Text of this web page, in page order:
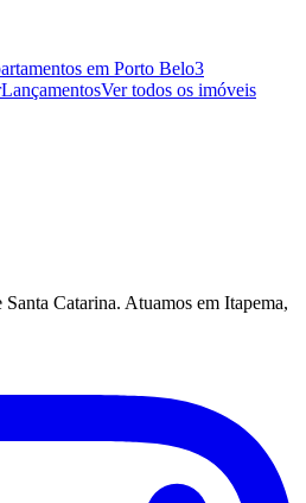
em Porto Belo3
LançamentosVer todos os imóveis
Catarina. Atuamos em Itapema,